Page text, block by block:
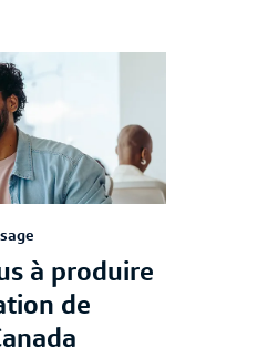
à produire
de